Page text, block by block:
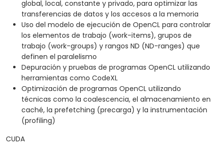
global, local, constante y privado, para optimizar las
transferencias de datos y los accesos a la memoria
Uso del modelo de ejecución de OpenCL para controlar
los elementos de trabajo (work-items), grupos de
trabajo (work-groups) y rangos ND (ND-ranges) que
definen el paralelismo
Depuración y pruebas de programas OpenCL utilizando
herramientas como CodeXL
Optimización de programas OpenCL utilizando
técnicas como la coalescencia, el almacenamiento en
caché, la prefetching (precarga) y la instrumentación
(profiling)
CUDA